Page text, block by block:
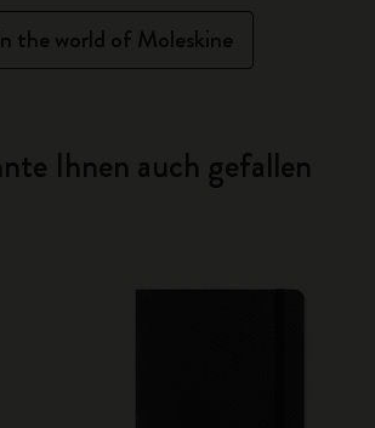
the world of Moleskine
Ihnen auch gefallen